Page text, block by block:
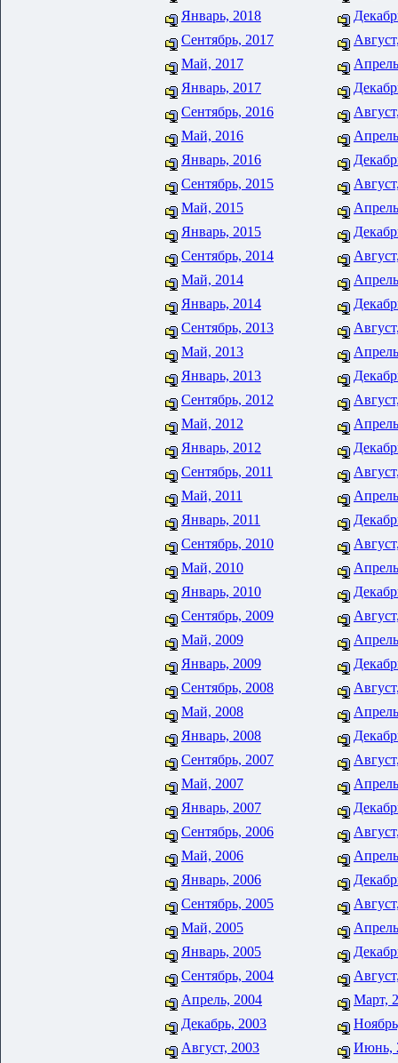
Январь, 2018
Сентябрь, 2017
Май, 2017
Январь, 2017
Сентябрь, 2016
Май, 2016
Январь, 2016
Сентябрь, 2015
Май, 2015
Январь, 2015
Сентябрь, 2014
Май, 2014
Январь, 2014
Сентябрь, 2013
Май, 2013
Январь, 2013
Сентябрь, 2012
Май, 2012
Январь, 2012
Сентябрь, 2011
Май, 2011
Январь, 2011
Сентябрь, 2010
Май, 2010
Январь, 2010
Сентябрь, 2009
Май, 2009
Январь, 2009
Сентябрь, 2008
Май, 2008
Январь, 2008
Сентябрь, 2007
Май, 2007
Январь, 2007
Сентябрь, 2006
Май, 2006
Январь, 2006
Сентябрь, 2005
Май, 2005
Январь, 2005
Сентябрь, 2004
Апрель, 2004
Март,
Декабрь, 2003
Август, 2003
Июнь,